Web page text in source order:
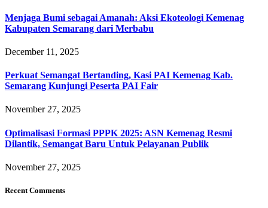
Menjaga Bumi sebagai Amanah: Aksi Ekoteologi Kemenag
Kabupaten Semarang dari Merbabu
December 11, 2025
Perkuat Semangat Bertanding, Kasi PAI Kemenag Kab.
Semarang Kunjungi Peserta PAI Fair
November 27, 2025
Optimalisasi Formasi PPPK 2025: ASN Kemenag Resmi
Dilantik, Semangat Baru Untuk Pelayanan Publik
November 27, 2025
Recent Comments